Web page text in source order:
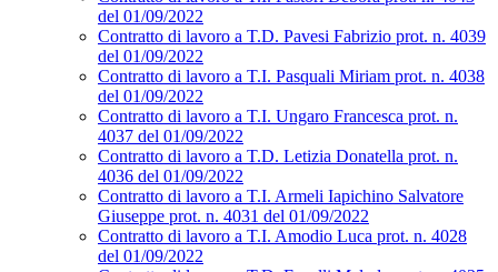
del 01/09/2022
Contratto di lavoro a T.D. Pavesi Fabrizio prot. n. 4039
del 01/09/2022
Contratto di lavoro a T.I. Pasquali Miriam prot. n. 4038
del 01/09/2022
Contratto di lavoro a T.I. Ungaro Francesca prot. n.
4037 del 01/09/2022
Contratto di lavoro a T.D. Letizia Donatella prot. n.
4036 del 01/09/2022
Contratto di lavoro a T.I. Armeli Iapichino Salvatore
Giuseppe prot. n. 4031 del 01/09/2022
Contratto di lavoro a T.I. Amodio Luca prot. n. 4028
del 01/09/2022